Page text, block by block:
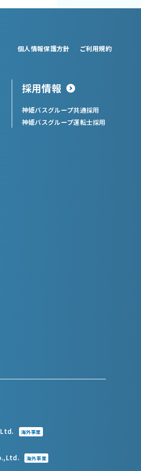
個人情報保護方針 ご利用規約
採用情報
神姫バスグループ共通採用
神姫バスグループ運転士採用
海外事業
海外事業